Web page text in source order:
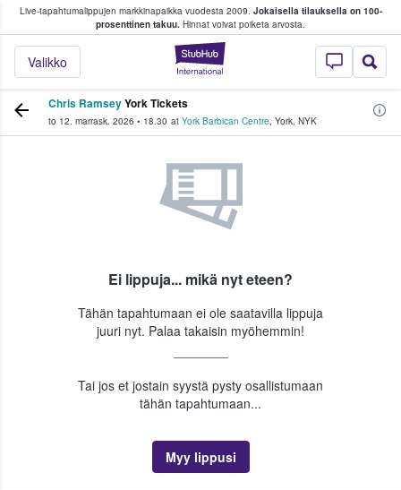
Live-tapahtumalippujen markkinapaikka vuodesta 2009. Jokaisella tilauksella on 100-
prosenttinen takuu. Hinnat voivat poiketa arvosta.
StubHub -
Valikko
fanit ostavat ja myyvät lippuja
Chris RamseyYork Tickets
to 12. marrask. 2026 • 18.30 at York Barbican Centre, York, NYK
Ei lippuja... mikä nyt eteen?
Tähän tapahtumaan ei ole saatavilla lippuja
juuri nyt. Palaa takaisin myöhemmin!
Tai jos et jostain syystä pysty osallistumaan
tähän tapahtumaan...
Myy lippusi